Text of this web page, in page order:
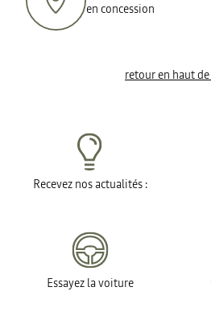
en concession
retour en haut
Recevez nos actualités :
Essayez la voiture